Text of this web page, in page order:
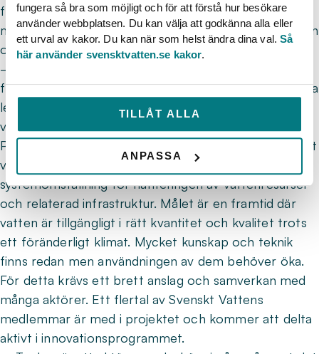
fungera så bra som möjligt och för att förstå hur besökare
använder webbplatsen. Du kan välja att godkänna alla eller
ett urval av kakor. Du kan när som helst ändra dina val.Så
här använder svensktvatten.se kakor.
TILLÅT ALLA
ANPASSA
flerårig innovationsplattform, kallad WAVE. I dag
meddelade finansiärerna FORMAS, Energimyndigheten
och Vinnova sitt beslut om att bevilja ansökan.
– Det är en fantastisk chans att få utveckla
framtidens innovativa lösningar tillsammans med andra
ledande aktörer med ett gemensamt intresse för
vatten, säger Svenskt Vattens vd Pär Dalhielm.
Programmet har som vision att åstadkomma ”Hållbart
vatten för alla till 2050” och ska åstadkomma en
systemomställning för hanteringen av vattenresurser
och relaterad infrastruktur. Målet är en framtid där
vatten är tillgängligt i rätt kvantitet och kvalitet trots
ett föränderligt klimat. Mycket kunskap och teknik
finns redan men användningen av dem behöver öka.
För detta krävs ett brett anslag och samverkan med
många aktörer. Ett flertal av Svenskt Vattens
medlemmar är med i projektet och kommer att delta
aktivt i innovationsprogrammet.